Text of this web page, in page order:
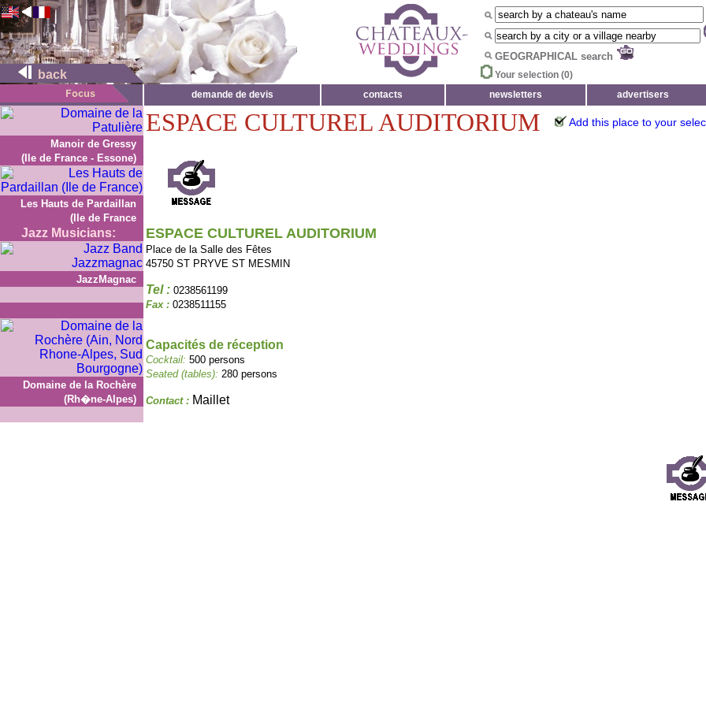
back
GEOGRAPHICAL search
Your selection (0)
demande de devis
contacts newsletters advertisers
Manoir de Gressy
(Ile de France - Essone)
Les Hauts de Pardaillan
(Ile de France
Jazz Musicians:
JazzMagnac
Domaine de la Rochère
(Rh�ne-Alpes)
ESPACE CULTUREL AUDITORIUM Add this place to your
ESPACE CULTUREL AUDITORIUM
Place de la Salle des Fêtes
45750 ST PRYVE ST MESMIN
Tel : 0238561199
Fax : 0238511155
Capacités de réception
Cocktail: 500 persons
Seated (tables): 280 persons
Contact : Maillet